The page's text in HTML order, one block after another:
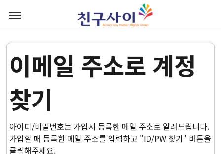
이메일 주소로 계정
찾기
아이디/비밀번호는 가입시 등록한 메일 주소로 알려드립니다.
가입할 때 등록한 메일 주소를 입력하고 "ID/PW 찾기" 버튼을
클릭해주세요.